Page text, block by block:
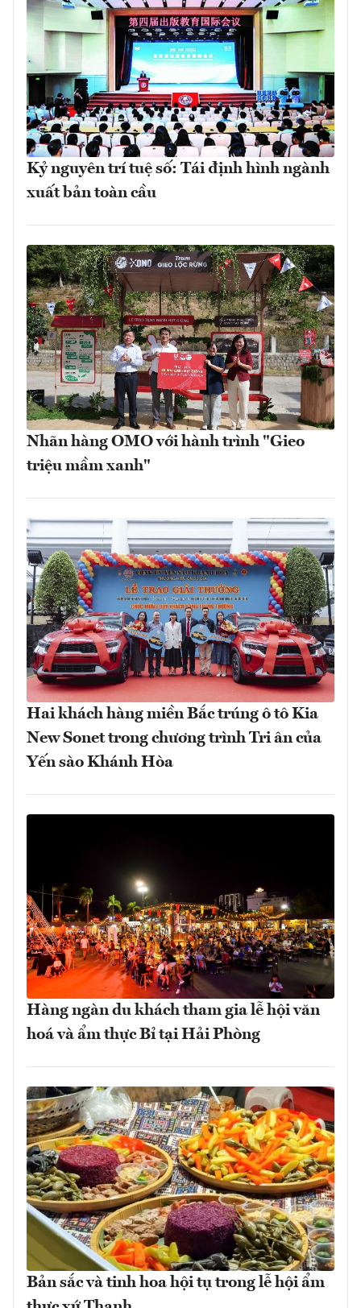
Kỷ nguyên trí tuệ số: Tái định hình ngành
xuất bản toàn cầu
Nhãn hàng OMO với hành trình "Gieo
triệu mầm xanh"
Hai khách hàng miền Bắc trúng ô tô Kia
New Sonet trong chương trình Tri ân của
Yến sào Khánh Hòa
Hàng ngàn du khách tham gia lễ hội văn
hoá và ẩm thực Bỉ tại Hải Phòng
Bản sắc và tinh hoa hội tụ trong lễ hội ẩm